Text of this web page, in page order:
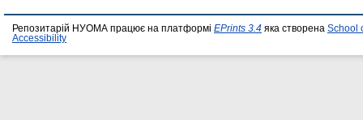
Репозитарій НУОМА працює на платформі EPrints 3.4 яка створена School
Accessibility